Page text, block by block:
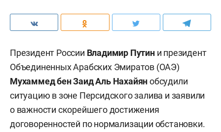
Президент России Владимир Путини президент
Объединенных Арабских Эмиратов (ОАЭ)
Мухаммед бен Заид Аль Нахайянобсудили
ситуацию в зоне Персидского залива и заявили
о важности скорейшего достижения
договоренностей по нормализации обстановки.